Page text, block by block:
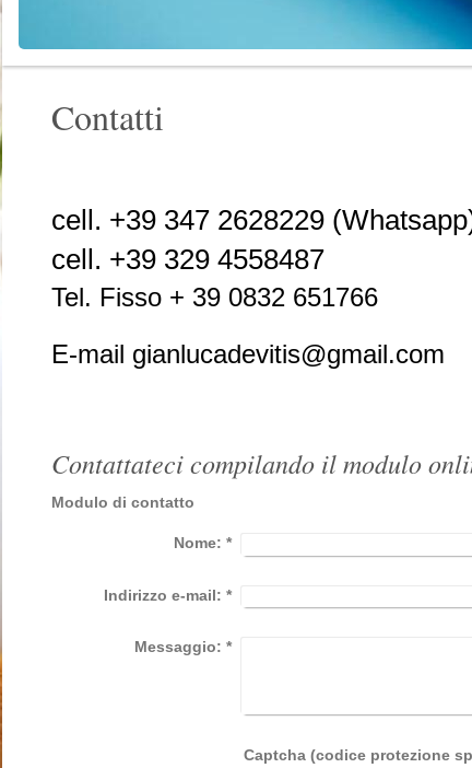
Contatti
cell. +39 347 2628229
cell. +39 329 4558487
Tel. Fisso + 39 0832 651766
E-mail gianlucadevitis@gmail.com
Contattateci compilando il modulo
Modulo di contatto
Nome: *
Indirizzo e-mail: *
Messaggio: *